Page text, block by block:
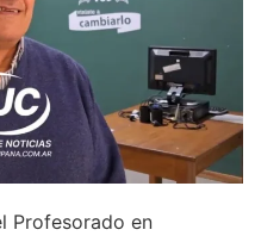
Profesorado en